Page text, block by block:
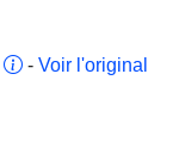
- Voir l'original